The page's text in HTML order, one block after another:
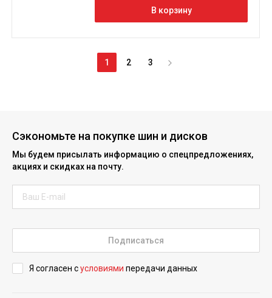
В корзину
1 2 3
Сэкономьте на покупке шин и дисков
Мы будем присылать информацию о спецпредложениях,
акциях и скидках на почту.
Подписаться
Я согласен сусловиями передачи данных